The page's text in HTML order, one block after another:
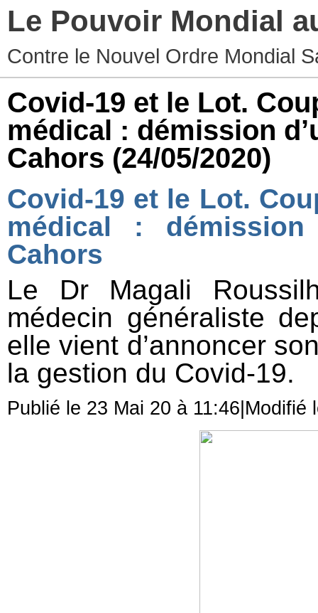
Le Pouvoir Mondial
Contre le Nouvel Ordre Mondial
Covid-19 et le Lot.
médical : démission
Cahors (24/05/2020)
Covid-19 et le Lot.
médical :
Cahors
Le Dr Magali
médecin généraliste
elle vient d’annoncer
la gestion du Covid-19.
Publié le 23 Mai 20 à 11:46 |Modifié